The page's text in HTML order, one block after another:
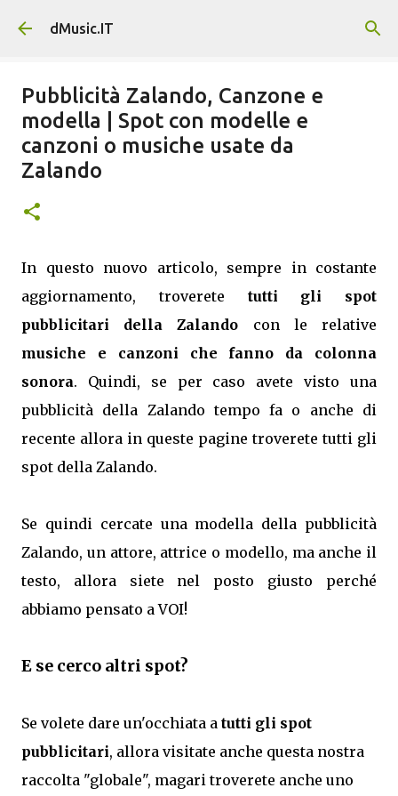
Passa ai contenuti principali
dMusic.IT
Pubblicità Zalando, Canzone e
modella | Spot con modelle e
canzoni o musiche usate da
Zalando
In questo nuovo articolo, sempre in costante
aggiornamento, troverete tutti gli spot
pubblicitari della Zalando con le relative
musiche e canzoni che fanno da colonna
sonora. Quindi, se per caso avete visto una
pubblicità della Zalando tempo fa o anche di
recente allora in queste pagine troverete tutti gli
spot della Zalando.
Se quindi cercate una modella della pubblicità
Zalando, un attore, attrice o modello, ma anche il
testo, allora siete nel posto giusto perché
abbiamo pensato a VOI!
E se cerco altri spot?
Se volete dare un'occhiata a tutti gli spot
pubblicitari, allora visitate anche questa nostra
raccolta "globale", magari troverete anche uno